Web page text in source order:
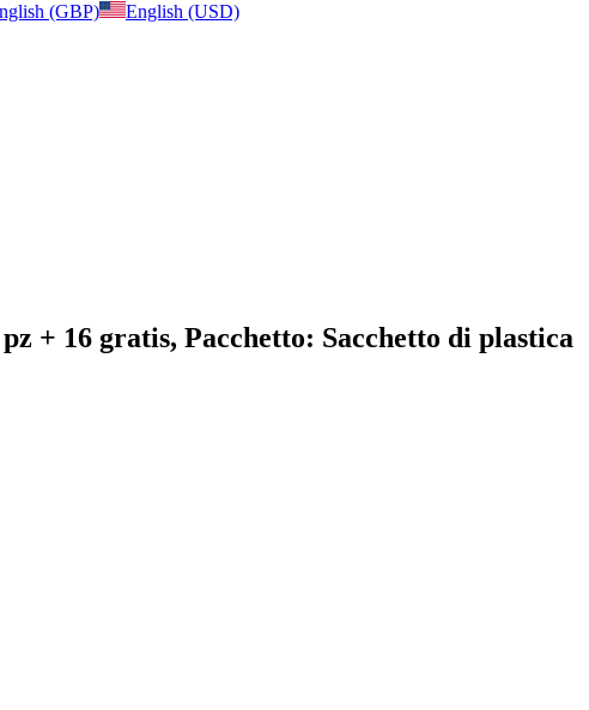
(GBP)
English (USD)
+ 16 gratis, Pacchetto: Sacchetto di plastica